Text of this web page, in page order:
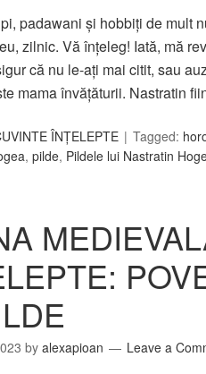
padawani și hobbiți de mult
zilnic. Vă înțeleg! Iată, mă
că nu le-ați mai citit, sau
mama învățăturii. Nastratin
ÎNȚELEPTE Tagged:
, pilde, Pildele lui Nastratin
by alexapioan Leave a